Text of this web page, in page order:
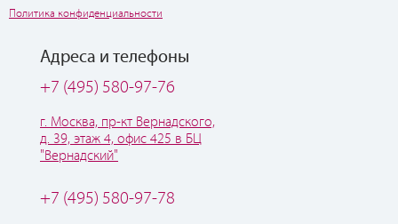
Политика конфиденциальности
Адреса и телефоны
+7 (495) 580-97-76
г. Москва, пр-кт Вернадского,
д. 39, этаж 4, офис 425 в БЦ
"Вернадский"
+7 (495) 580-97-78